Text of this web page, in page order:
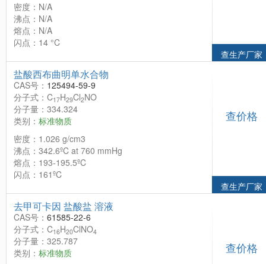
密度：N/A
沸点：N/A
熔点：N/A
闪点：14 °C
查生产厂家
盐酸西布曲明单水合物
CAS号： 125494-59-9
分子式：C17H29Cl2NO
分子量：334.324
类别： 标准物质
密度：1.026 g/cm3
沸点：342.6ºC at 760 mmHg
熔点：193-195.5ºC
闪点：161ºC
查价格
查生产厂家
去甲可卡因 盐酸盐 溶液
CAS号： 61585-22-6
分子式：C16H20ClNO4
分子量：325.787
类别： 标准物质
查价格